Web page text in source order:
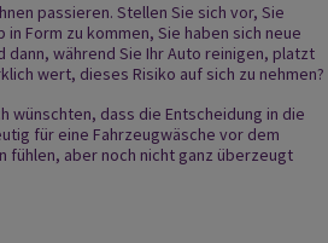
passieren. Stellen Sie sich vor, Sie
Form zu kommen, Sie haben sich neue
während Sie Ihr Auto reinigen, platzt
wert, dieses Risiko auf sich zu nehmen?
wünschten, dass die Entscheidung in die
für eine Fahrzeugwäsche vor dem
fühlen, aber noch nicht ganz überzeugt